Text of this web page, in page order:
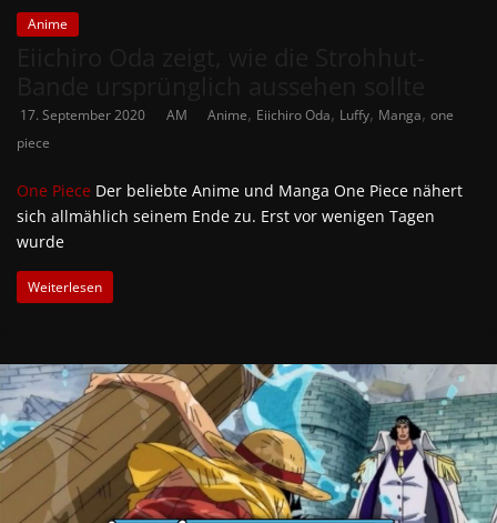
Anime
17. September 2020 AM Anime, Eiichiro Oda, Luffy, Manga, one
piece
One Piece Der beliebte Anime und Manga One Piece nähert
sich allmählich seinem Ende zu. Erst vor wenigen Tagen
wurde
Weiterlesen